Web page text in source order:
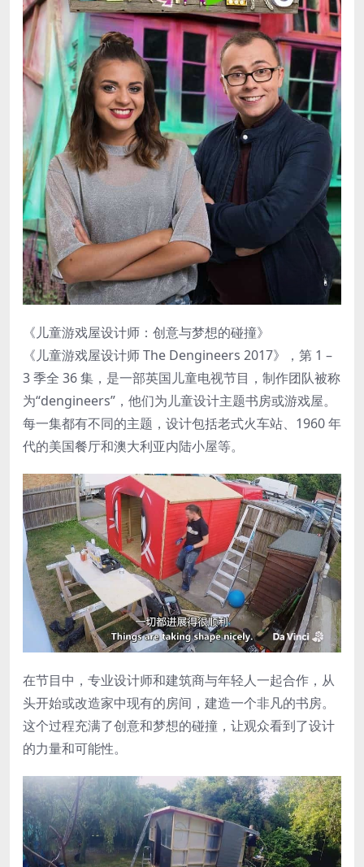
《儿童游戏屋设计师：创意与梦想的碰撞》
《儿童游戏屋设计师 The Dengineers 2017》，第 1 –
3 季全 36 集，是一部英国儿童电视节目，制作团队被称
为“dengineers”，他们为儿童设计主题书房或游戏屋。
每一集都有不同的主题，设计包括老式火车站、1960 年
代的美国餐厅和澳大利亚内陆小屋等。
在节目中，专业设计师和建筑商与年轻人一起合作，从
头开始或改造家中现有的房间，建造一个非凡的书房。
这个过程充满了创意和梦想的碰撞，让观众看到了设计
的力量和可能性。